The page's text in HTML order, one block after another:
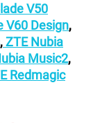
V50
V60 Design,
,ZTE Nubia
Music2,
Redmagic